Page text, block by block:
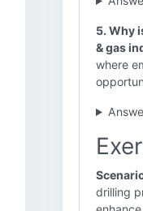
5. Why
& gas
where
drilling